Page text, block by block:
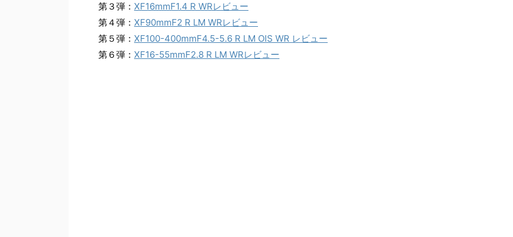
第３弾： XF16mmF1.4 R WRレビュー
第４弾： XF90mmF2 R LM WRレビュー
第５弾： XF100-400mmF4.5-5.6 R LM OIS WR レビュー
第６弾： XF16-55mmF2.8 R LM WRレビュー